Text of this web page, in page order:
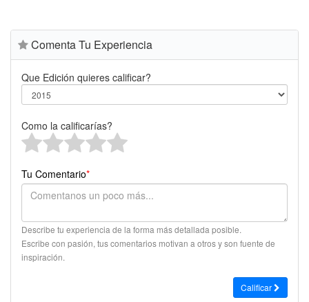
Comenta Tu Experiencia
Que Edición quieres calificar?
Como la calificarías?
Tu Comentario*
Describe tu experiencia de la forma más detallada posible.
Escribe con pasión, tus comentarios motivan a otros y son fuente de
inspiración.
Calificar